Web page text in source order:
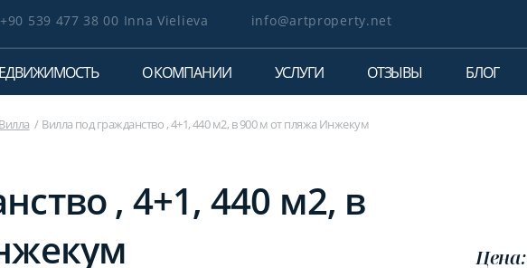
+90 539 477 38 00 Inna Vielieva info@artproperty.net
О КОМПАНИИ УСЛУГИ ОТЗЫВЫ БЛОГ
Вилла под гражданство , 4+1, 440 м2, в 900 м от пляжа Инжекум
, 4+1, 440 м2, в
Цена: